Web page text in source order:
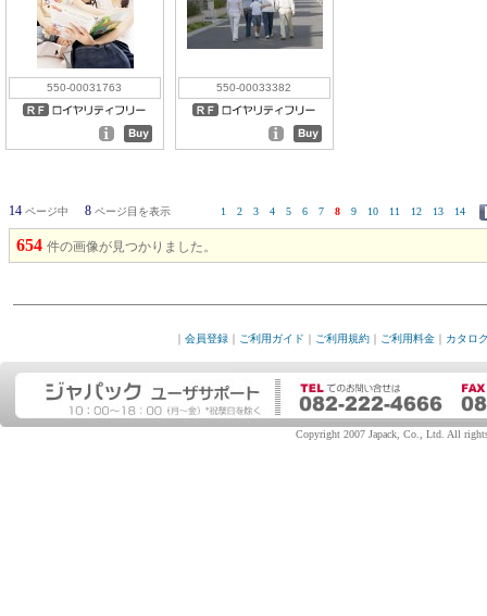
550-00031763 550-00033382
14 ページ中 8 ページ目を表示 1 2 3 4 5 6 7 8 9 10 11 12 13 14
654 件の画像が見つかりました。
会員登録 ご利用ガイド ご利用規約 ご利用料金 カタロ
Copyright 2007 Japack, Co., Ltd. All